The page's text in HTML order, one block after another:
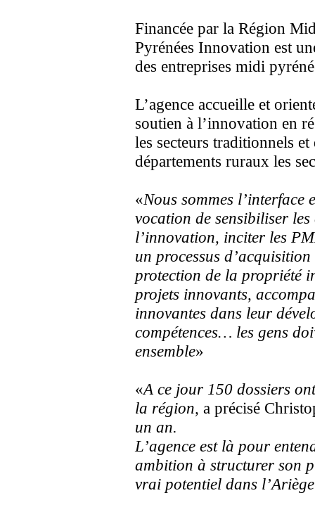
Financée par la Région
Pyrénées Innovation est
des entreprises midi
L’agence accueille et
soutien à l’innovation en
les secteurs traditionnels
départements ruraux les
«Nous sommes
vocation de sensibiliser
l’innovation, inciter les
un processus
protection de la propriété
projets innovants,
innovantes dans leur
compétences… les gens
ensemble»
«A ce jour 150 dossiers
la région, a précisé
un an.
L’agence est là pour
ambition à structurer son
vrai potentiel dans l’Ariège